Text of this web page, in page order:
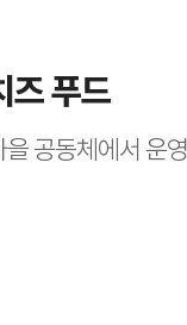
즈 푸드
공동체에서 운